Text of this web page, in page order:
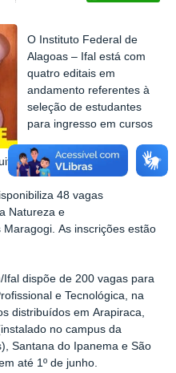
O Instituto Federal de
Alagoas – Ifal está com
quatro editais em
andamento referentes à
seleção de estudantes
para ingresso em cursos
na instituição.
48 vagas
Natureza e
Maragogi As inscrições estão
Ifal dispõe de 200 vagas para
e Tecnológica, na
distribuídos em Arapiraca,
no campus da
Santana do Ipanema e São
até 1º de junho.